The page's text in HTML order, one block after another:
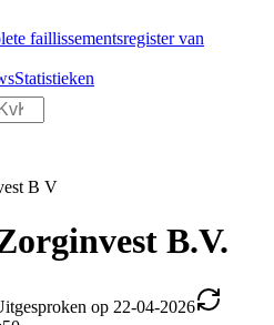
faillissementsregister van
Statistieken
B V
B.V.
op 22-04-2026